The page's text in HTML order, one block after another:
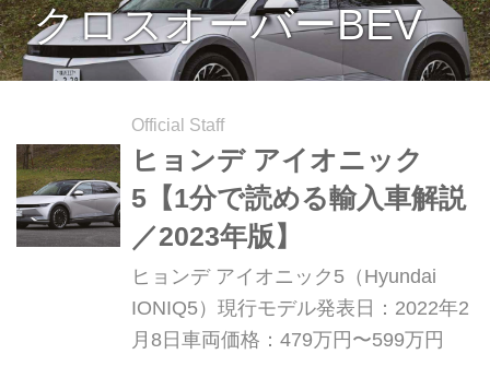
クロスオーバーBEV
Official Staff
ヒョンデ アイオニック
5【1分で読める輸入車解説
／2023年版】
ヒョンデ アイオニック5（Hyundai
IONIQ5）現行モデル発表日：2022年2
月8日車両価格：479万円〜599万円